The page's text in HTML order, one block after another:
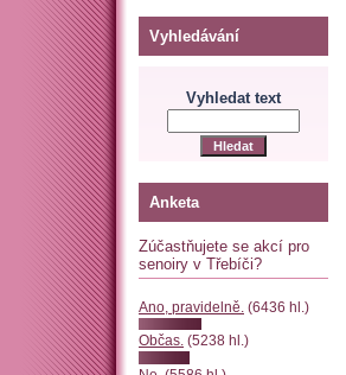
Vyhledávání
Vyhledat text
Anketa
Zúčastňujete se akcí pro
senoiry v Třebíči?
Ano, pravidelně. (6436 hl.)
Občas. (5238 hl.)